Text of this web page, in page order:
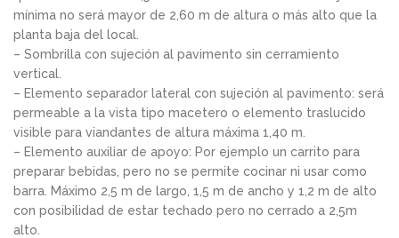
mínima no será mayor de 2,60 m de altura o más alto que la
planta baja del local.
– Sombrilla con sujeción al pavimento sin cerramiento
vertical.
– Elemento separador lateral con sujeción al pavimento: será
permeable a la vista tipo macetero o elemento traslucido
visible para viandantes de altura máxima 1,40 m.
– Elemento auxiliar de apoyo: Por ejemplo un carrito para
preparar bebidas, pero no se permite cocinar ni usar como
barra. Máximo 2,5 m de largo, 1,5 m de ancho y 1,2 m de alto
con posibilidad de estar techado pero no cerrado a 2,5m
alto.